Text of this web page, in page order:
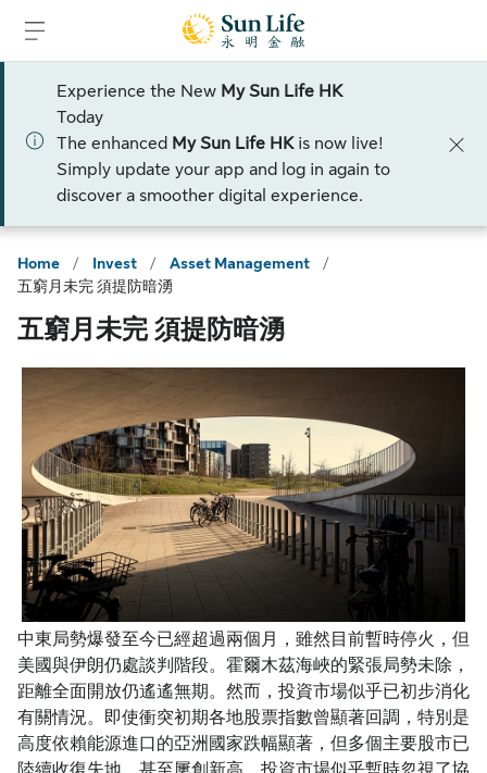
Experience the New My Sun Life HK
Today
The enhanced My Sun Life HKis now live!
Simply update your app and log in again to
discover a smoother digital experience.
Home / Invest / Asset Management
/
五窮月未完 須提防暗湧
五窮月未完 須提防暗湧
中東局勢爆發至今已經超過兩個月，雖然目前暫時停火，但
美國與伊朗仍處談判階段。霍爾木茲海峽的緊張局勢未除，
距離全面開放仍遙遙無期。然而，投資市場似乎已初步消化
有關情況。即使衝突初期各地股票指數曾顯著回調，特別是
高度依賴能源進口的亞洲國家跌幅顯著，但多個主要股市已